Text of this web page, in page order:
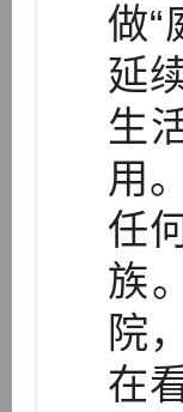
做“
延
生
用
任
族
院
在